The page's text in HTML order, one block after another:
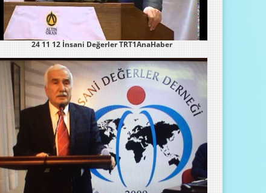
24 11 12 İnsani Değerler TRT1AnaHaber